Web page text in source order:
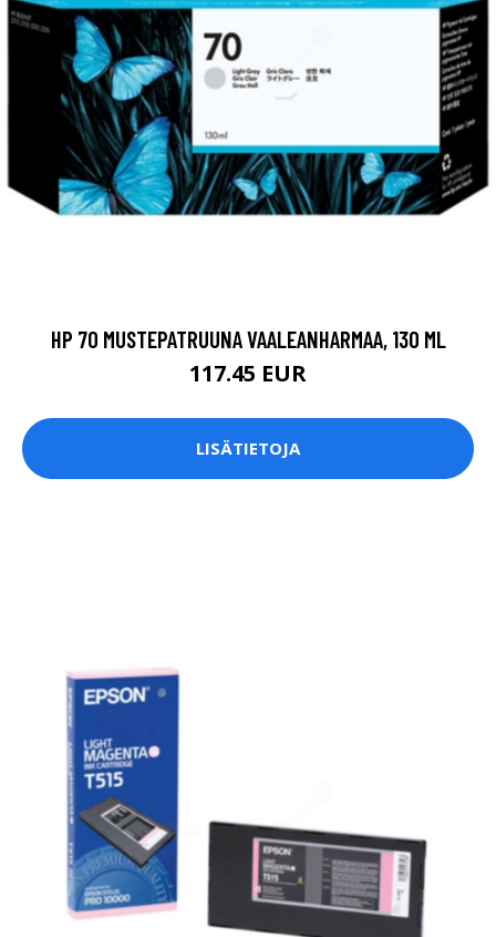
HP 70 MUSTEPATRUUNA VAALEANHARMAA, 130 ML
117.45 EUR
LISÄTIETOJA